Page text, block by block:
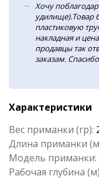
Хочу
удилище).Товар
пластиковую
накладная и
продавцы так
заказам.
Характеристики
Вес приманки (гр):
Длина приманки
Модель приманки:
Рабочая глубина